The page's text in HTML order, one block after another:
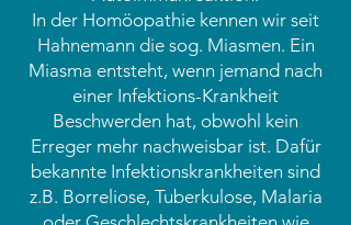
In der Homöopathie kennen wir seit
Hahnemann die sog. Miasmen. Ein
Miasma entsteht, wenn jemand nach
einer Infektions-Krankheit
Beschwerden hat, obwohl kein
Erreger mehr nachweisbar ist. Dafür
bekannte Infektionskrankheiten sind
z.B. Borreliose, Tuberkulose, Malaria